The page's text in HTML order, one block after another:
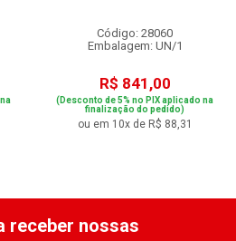
Código: 28060
Embalagem: UN/1
R$ 841,00
(Desconto de 5% no PIX aplicado na
finalização do pedido)
ou em 10x de R$ 88,31
receber nossas